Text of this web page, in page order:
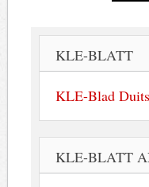
KLE-BLATT
KLE-Blad Duits
KLE-BLATT